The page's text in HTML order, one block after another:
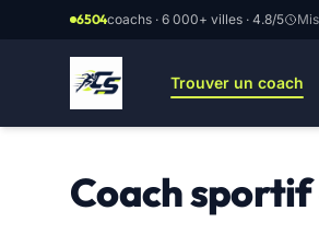
Aller au contenu principal
6504coachs · 6 000+ villes · 4.8/5
Trouver un coach
Coach sportif